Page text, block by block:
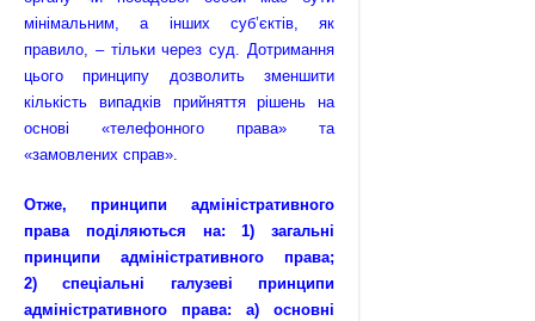
мінімальним, а інших суб’єктів, як
правило, – тільки через суд. Дотримання
цього принципу дозволить зменшити
кількість випадків прийняття рішень на
основі «телефонного права» та
«замовлених справ».
Отже, принципи адміністративного
права поділяються на: 1) загальні
принципи адміністративного права;
2) спеціальні галузеві принципи
адміністративного права: а) основні